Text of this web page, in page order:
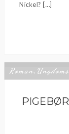
Nickel? […]
Roman ,